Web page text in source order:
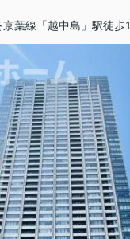
京葉線「越中島」駅徒歩